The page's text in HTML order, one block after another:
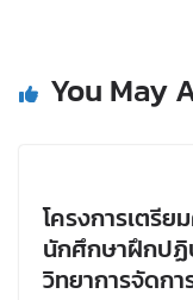
You May
โครงการเตรี
นักศึกษาฝึกป
วิทยาการจัดกา